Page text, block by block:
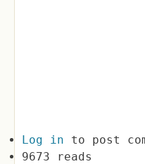
Log in to post
9673 reads